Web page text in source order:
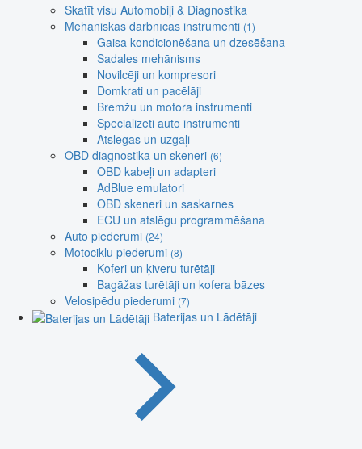
Skatīt visu Automobiļi & Diagnostika
Mehāniskās darbnīcas instrumenti (1)
Gaisa kondicionēšana un dzesēšana
Sadales mehānisms
Novilcēji un kompresori
Domkrati un pacēlāji
Bremžu un motora instrumenti
Specializēti auto instrumenti
Atslēgas un uzgaļi
OBD diagnostika un skeneri (6)
OBD kabeļi un adapteri
AdBlue emulatori
OBD skeneri un saskarnes
ECU un atslēgu programmēšana
Auto piederumi (24)
Motociklu piederumi (8)
Koferi un ķiveru turētāji
Bagāžas turētāji un kofera bāzes
Velosipēdu piederumi (7)
Baterijas un Lādētāji